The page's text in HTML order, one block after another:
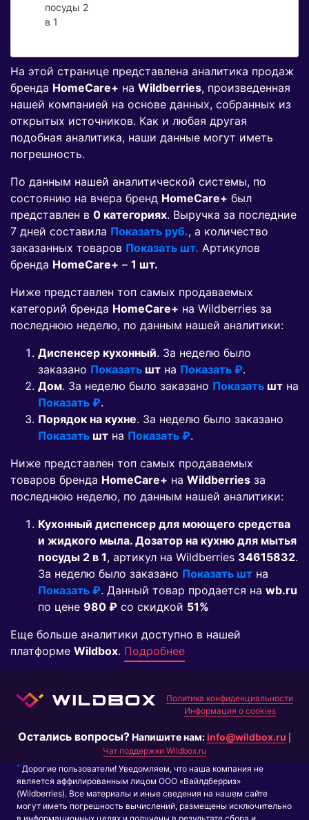
посуды 2
в 1
На этой странице представлена аналитика продаж
бренда HomeCare+ на Wildberries, произведенная
нашей компанией на основе данных, собранных из
открытых источников. Как и любая другая
подобная аналитика, наши данные могут иметь
погрешность.
По данным нашей аналитической системы, по
состоянию на вчера бренд HomeCare+ был
представлен в 0 категориях. Выручка за последние
7 дней составила Показать руб., а количество
заказанных товаров Показать шт. Артикулов
бренда HomeCare+ – 1 шт.
Ниже представлен топ самых продаваемых
категорий бренда HomeCare+ на Wildberries за
последнюю неделю, по данным нашей аналитики:
Диспенсер кухонный. За неделю было
заказано Показать шт на Показать ₽.
Дом. За неделю было заказано Показать шт на
Показать ₽.
Порядок на кухне. За неделю было заказано
Показать шт на Показать ₽.
Ниже представлен топ самых продаваемых
товаров бренда HomeCare+ на Wildberries за
последнюю неделю, по данным нашей аналитики:
Кухонный диспенсер для моющего средства
и жидкого мыла. Дозатор на кухню для мытья
посуды 2 в 1, артикул на Wildberries 34615832.
За неделю было заказано Показать шт на
Показать ₽. Данный товар продается на wb.ru
по цене 980 ₽ co скидкой 51%
Еще больше аналитики доступно в нашей
платформе Wildbox. Подробнее
Политика конфиденциальности
Информация о cookies
Остались вопросы?Напишите нам:info@wildbox.ru
Чат поддержки Wildbox.ru
* Дорогие пользователи! Уведомляем, что наша компания не
является аффилированным лицом ООО «Вайлдберриз»
(Wildberries). Все материалы и иные сведения на нашем сайте
могут иметь погрешность вычислений, размещены исключительно